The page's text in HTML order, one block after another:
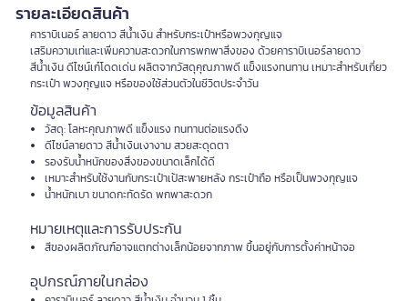
รายละเอียดสินค้า
คาราบิเนอร์ ลายดาว สีน้ำเงิน สำหรับกระเป๋าหรือพวงกุญแจ
เสริมความเท่และเพิ่มความสะดวกในการพกพาสิ่งของ ด้วยคาราบิเนอร์ลายดาว
สีน้ำเงิน ดีไซน์เก๋โดดเด่น ผลิตจากวัสดุคุณภาพดี แข็งแรงทนทาน เหมาะสำหรับเกี่ยว
กระเป๋า พวงกุญแจ หรือของใช้ส่วนตัวในชีวิตประจำวัน
ข้อมูลสินค้า
วัสดุ: โลหะคุณภาพดี แข็งแรง ทนทานต่อแรงดึง
ดีไซน์ลายดาว สีน้ำเงินเงางาม สวยสะดุดตา
รองรับน้ำหนักของสิ่งของขนาดเล็กได้ดี
เหมาะสำหรับใช้งานกับกระเป๋าเป้สะพายหลัง กระเป๋าถือ หรือเป็นพวงกุญแจ
น้ำหนักเบา ขนาดกะทัดรัด พกพาสะดวก
หมายเหตุและการรับประกัน
สีของผลิตภัณฑ์อาจแตกต่างเล็กน้อยจากภาพ ขึ้นอยู่กับการตั้งค่าหน้าจอ
อุปกรณ์ภายในกล่อง